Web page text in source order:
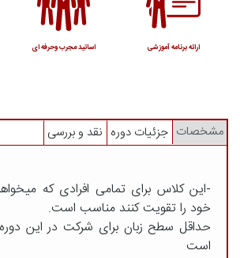
ارائه برنامه آموزشی اساتید مجرب وحرفه ای
مشخصات جزئیات دوره نقد و بررسی
-این کلاس برای تمامی افرادی که
خود را تقویت کنند مناسب است.
است